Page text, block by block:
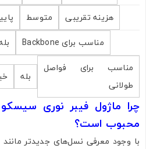
هزینه تقریبی
متوسط
مناسب برای Backbone
مناسب برای فواصل
طولانی
بله
محبوب است؟